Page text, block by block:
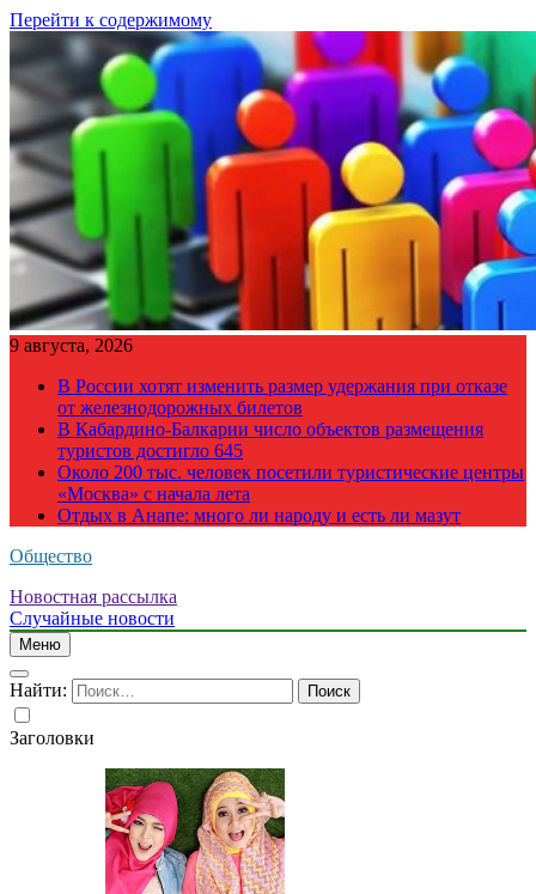
Перейти к содержимому
9 августа, 2026
В России хотят изменить размер удержания при отказе
от железнодорожных билетов
В Кабардино-Балкарии число объектов размещения
туристов достигло 645
Около 200 тыс. человек посетили туристические центры
«Москва» с начала лета
Отдых в Анапе: много ли народу и есть ли мазут
Общество
Новостная рассылка
Случайные новости
Меню
Найти:
Заголовки